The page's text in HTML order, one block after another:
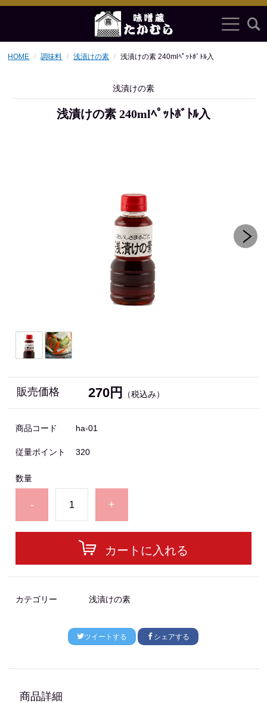
HOME 調味料 浅漬けの素 浅漬けの素 240mlﾍﾟｯﾄﾎﾞﾄﾙ入
浅漬けの素
浅漬けの素 240mlﾍﾟｯﾄﾎﾞﾄﾙ入
販売価格 270円 （税込み）
商品コード ha-01
従量ポイント 320
数量
- +
カートに入れる
カテゴリー 浅漬けの素
ツイートする シェアする
商品詳細